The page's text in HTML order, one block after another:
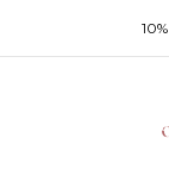
10%